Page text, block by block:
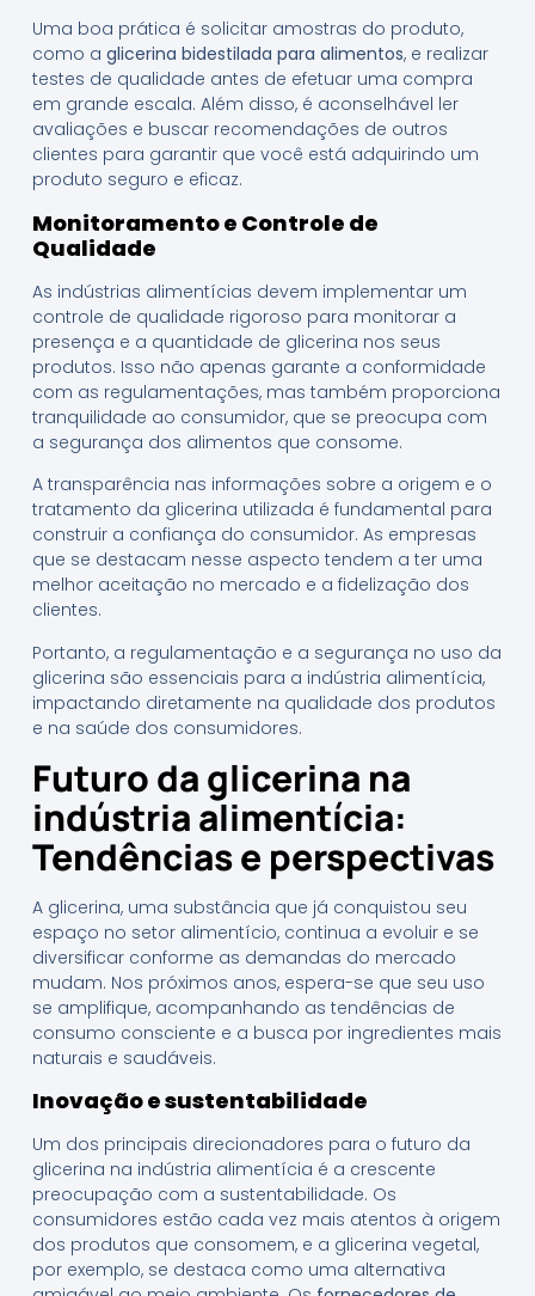
Uma boa prática é solicitar amostras do produto,
como a glicerina bidestilada para alimentos, e realizar
testes de qualidade antes de efetuar uma compra
em grande escala. Além disso, é aconselhável ler
avaliações e buscar recomendações de outros
clientes para garantir que você está adquirindo um
produto seguro e eficaz.
Monitoramento e Controle de
Qualidade
As indústrias alimentícias devem implementar um
controle de qualidade rigoroso para monitorar a
presença e a quantidade de glicerina nos seus
produtos. Isso não apenas garante a conformidade
com as regulamentações, mas também proporciona
tranquilidade ao consumidor, que se preocupa com
a segurança dos alimentos que consome.
A transparência nas informações sobre a origem e o
tratamento da glicerina utilizada é fundamental para
construir a confiança do consumidor. As empresas
que se destacam nesse aspecto tendem a ter uma
melhor aceitação no mercado e a fidelização dos
clientes.
Portanto, a regulamentação e a segurança no uso da
glicerina são essenciais para a indústria alimentícia,
impactando diretamente na qualidade dos produtos
e na saúde dos consumidores.
Futuro da glicerina na
indústria alimentícia:
Tendências e perspectivas
A glicerina, uma substância que já conquistou seu
espaço no setor alimentício, continua a evoluir e se
diversificar conforme as demandas do mercado
mudam. Nos próximos anos, espera-se que seu uso
se amplifique, acompanhando as tendências de
consumo consciente e a busca por ingredientes mais
naturais e saudáveis.
Inovação e sustentabilidade
Um dos principais direcionadores para o futuro da
glicerina na indústria alimentícia é a crescente
preocupação com a sustentabilidade. Os
consumidores estão cada vez mais atentos à origem
dos produtos que consomem, e a glicerina vegetal,
por exemplo, se destaca como uma alternativa